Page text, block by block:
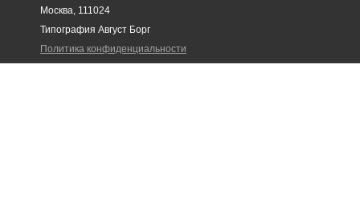
Москва, 111024
Типография Август Борг
Политика конфиденциальности